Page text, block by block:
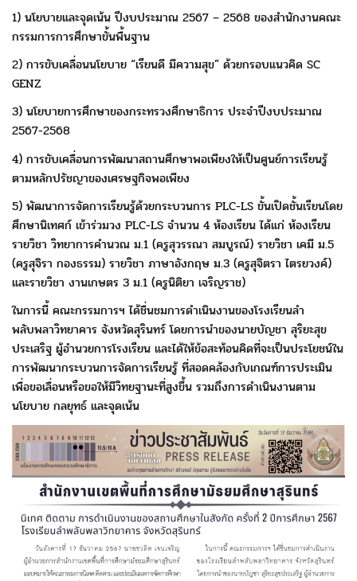
1) นโยบายและจุดเน้น ปีงบประมาณ 2567 – 2568 ของสำนักงานคณะ
กรรมการการศึกษาขั้นพื้นฐาน
2) การขับเคลื่อนนโยบาย “เรียนดี มีความสุข” ด้วยกรอบแนวคิด SC
GENZ
3) นโยบายการศึกษาของกระทรวงศึกษาธิการ ประจำปีงบประมาณ
2567-2568
4) การขับเคลื่อนการพัฒนาสถานศึกษาพอเพียงให้เป็นศูนย์การเรียนรู้
ตามหลักปรัชญาของเศรษฐกิจพอเพียง
5) พัฒนาการจัดการเรียนรู้ด้วยกระบวนการ PLC-LS ขั้นเปิดชั้นเรียนโดย
ศึกษานิเทศก์ เข้าร่วมวง PLC-LS จำนวน 4 ห้องเรียน ได้แก่ ห้องเรียน
รายวิชา วิทยาการคำนวณ ม.1 (ครูสุวรรณา สมบูรณ์) รายวิชา เคมี ม.5
(ครูสุจิรา กองธรรม) รายวิชา ภาษาอังกฤษ ม.3 (ครูสุจิตรา ไตรยวงค์)
และรายวิชา งานเกษตร 3 ม.1 (ครูนิติยา เจริญราช)
ในการนี้ คณะกรรมการฯ ได้ชื่นชมการดำเนินงานของโรงเรียนลำ
พลับพลาวิทยาคาร จังหวัดสุรินทร์โดยการนำของนายบัญชา สุริยะสุข
ประเสริฐ ผู้อำนวยการโรงเรียน และได้ให้ข้อสะท้อนคิดที่จะเป็นประโยชน์ใน
การพัฒนากระบวนการจัดการเรียนรู้ ที่สอดคล้องกับเกณฑ์การประเมิน
เพื่อขอเลื่อนหรือขอให้มีวิทยฐานะที่สูงขึ้น รวมถึงการดำเนินงานตาม
นโยบาย กลยุทธ์ และจุดเน้น